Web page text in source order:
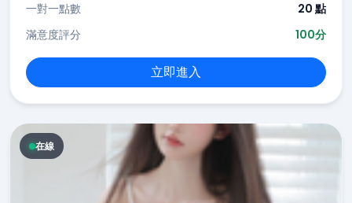
一對一點數
20 點
滿意度評分
100分
立即進入
在線